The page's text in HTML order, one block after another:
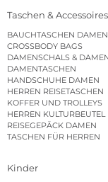
Taschen & Accessoires
BAUCHTASCHEN DAMEN
CROSSBODY BAGS
DAMENSCHALS &
DAMENTASCHEN
HANDSCHUHE DAMEN
HERREN REISETASCHEN
KOFFER UND TROLLEYS
HERREN KULTURBEUTEL
REISEGEPÄCK DAMEN
TASCHEN FÜR HERREN
Kinder